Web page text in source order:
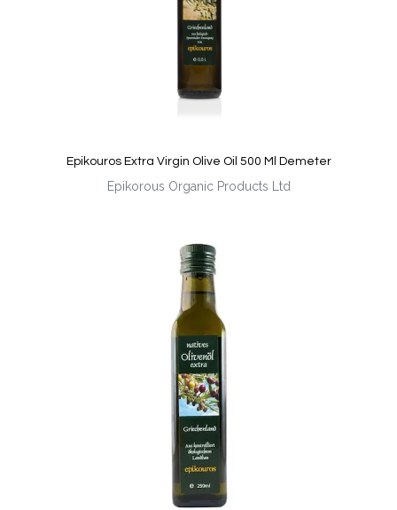
Epikouros Extra Virgin Olive Oil 500 Ml Demeter
Epikorous Organic Products Ltd